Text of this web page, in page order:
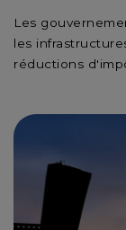
Les
les
réductions